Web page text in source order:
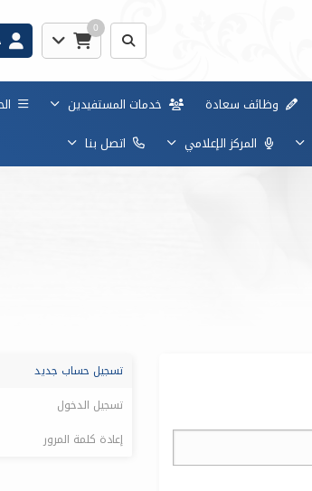
0
وظائف سعادة خدمات المستفيدين
المركز الإعلامي اتصل بنا
تسجيل حساب جديد
تسجيل الدخول
إعادة كلمة المرور